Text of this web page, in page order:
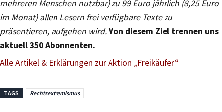
mehreren Menschen nutzbar) zu 99 Euro jährlich (8,25 Euro
im Monat) allen Lesern frei verfügbare Texte zu
präsentieren, aufgehen wird.Von diesem Ziel trennen uns
aktuell 350 Abonnenten.
Alle Artikel & Erklärungen zur Aktion „Freikäufer“
TAGS Rechtsextremismus